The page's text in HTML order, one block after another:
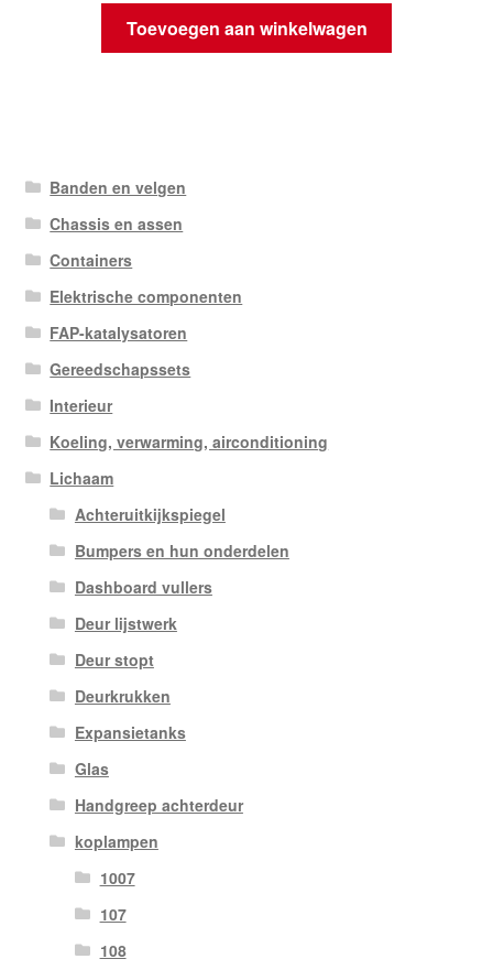
Toevoegen aan winkelwagen
Banden en velgen
Chassis en assen
Containers
Elektrische componenten
FAP-katalysatoren
Gereedschapssets
Interieur
Koeling, verwarming, airconditioning
Lichaam
Achteruitkijkspiegel
Bumpers en hun onderdelen
Dashboard vullers
Deur lijstwerk
Deur stopt
Deurkrukken
Expansietanks
Glas
Handgreep achterdeur
koplampen
1007
107
108